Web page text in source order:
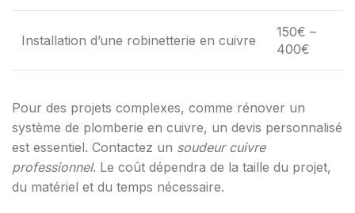
Installation d’une robinetterie en cuivre
150€ –
400€
Pour des projets complexes, comme rénover un
système de plomberie en cuivre, un devis personnalisé
est essentiel. Contactez un soudeur cuivre
professionnel. Le coût dépendra de la taille du projet,
du matériel et du temps nécessaire.